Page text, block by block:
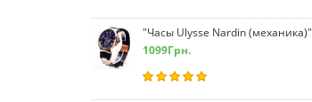
"Часы Ulysse Nardin (механика)"
1099Грн.